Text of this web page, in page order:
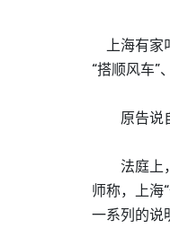
上海有家
“搭顺风车”
原告说自
法庭上，
师称，上海
一系列的说